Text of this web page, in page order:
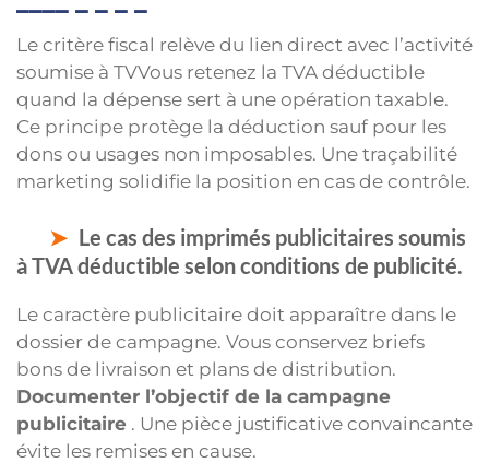
Le critère fiscal relève du lien direct avec l’activité
soumise à TVVous retenez la TVA déductible
quand la dépense sert à une opération taxable.
Ce principe protège la déduction sauf pour les
dons ou usages non imposables. Une traçabilité
marketing solidifie la position en cas de contrôle.
Le cas des imprimés publicitaires soumis
à TVA déductible selon conditions de publicité.
Le caractère publicitaire doit apparaître dans le
dossier de campagne. Vous conservez briefs
bons de livraison et plans de distribution.
Documenter l’objectif de la campagne
publicitaire . Une pièce justificative convaincante
évite les remises en cause.